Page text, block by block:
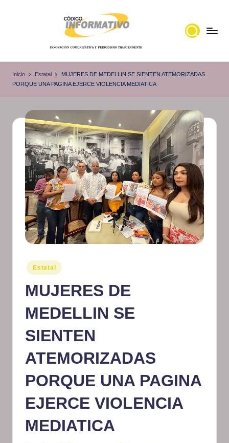
ó
i
g
o
I
n
f
o
r
m
at
iv
o
noticias
Inicio Estatal
MUJERES DE MEDELLIN SE SIENTEN ATEMORIZADAS
PORQUE UNA PAGINA EJERCE VIOLENCIA MEDIATICA
Publicado
en
Estatal
MUJERES DE
MEDELLIN SE
SIENTEN
ATEMORIZADAS
PORQUE UNA PAGINA
EJERCE VIOLENCIA
MEDIATICA